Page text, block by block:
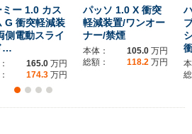
ミー 1.0 カス
G 衝突軽減装
側電動スライ
…
165.0 万円
174.3 万円
パッソ 1.0 X 衝突
軽減装置/ワンオー
ナー/禁煙
本体： 105.0 万円
総額：
118.2 万円